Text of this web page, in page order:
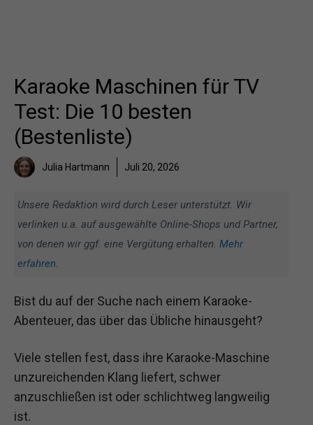
Karaoke Maschinen für TV
Test: Die 10 besten
(Bestenliste)
Julia Hartmann Juli 20, 2026
Unsere Redaktion wird durch Leser unterstützt. Wir
verlinken u.a. auf ausgewählte Online-Shops und Partner,
von denen wir ggf. eine Vergütung erhalten. Mehr
erfahren.
Bist du auf der Suche nach einem Karaoke-
Abenteuer, das über das Übliche hinausgeht?
Viele stellen fest, dass ihre Karaoke-Maschine
unzureichenden Klang liefert, schwer
anzuschließen ist oder schlichtweg langweilig
ist.